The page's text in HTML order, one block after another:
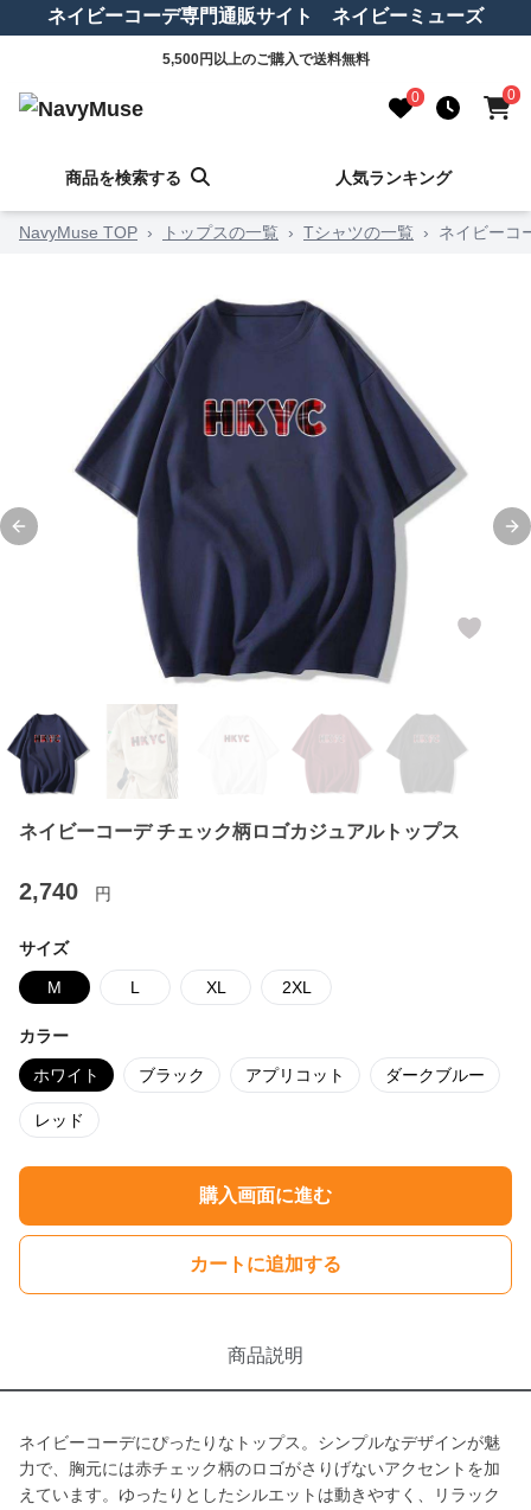
ネイビーコーデ専門通販サイト ネイビーミューズ
5,500円以上のご購入で送料無料
0 0
商品を検索する 人気ランキング
NavyMuse TOP › トップスの一覧 › Tシャツの一覧 › ネイビーコ
Previous slide
ネイビーコーデ チェック柄ロゴカジュアルトップス
2,740 円
サイズ
M L XL 2XL
カラー
ホワイト ブラック アプリコット ダークブルー
レッド
購入画面に進む
カートに追加する
商品説明
ネイビーコーデにぴったりなトップス。シンプルなデザインが魅
力で、胸元には赤チェック柄のロゴがさりげないアクセントを加
えています。ゆったりとしたシルエットは動きやすく、リラック